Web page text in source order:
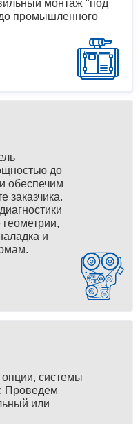
монтаж "под
промышленного
до
обеспечим
заказчика.
и
системы
Проведем
или